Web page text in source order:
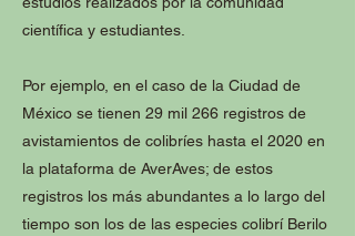
científica y estudiantes.
Por ejemplo, en el caso de la Ciudad de
México se tienen 29 mil 266 registros de
avistamientos de colibríes hasta el 2020 en
la plataforma de AverAves; de estos
registros los más abundantes a lo largo del
tiempo son los de las especies colibrí Berilo